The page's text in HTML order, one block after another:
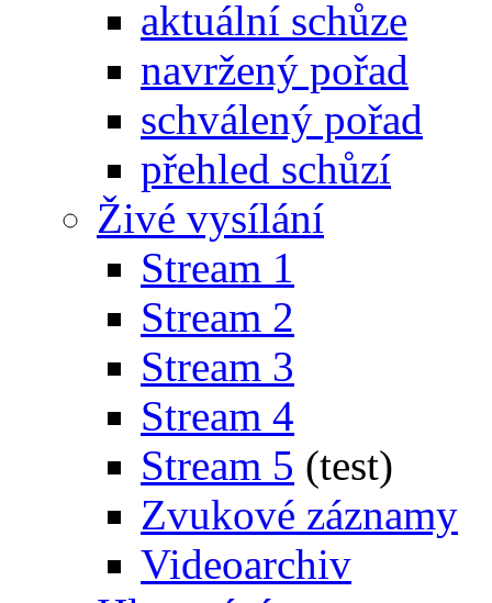
aktuální schůze
navržený pořad
schválený pořad
přehled schůzí
Živé vysílání
Stream 1
Stream 2
Stream 3
Stream 4
Stream 5 (test)
Zvukové záznamy
Videoarchiv